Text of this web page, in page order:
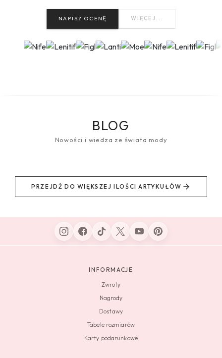
NAPISZ OCENĘ WIĘCEJ...
BLOG
Nowości i wiedza ze świata mody
PRZEJDŹ DO WIĘKSZEJ ILOŚCI ARTYKUŁÓW
INFORMACJE
Zwroty
Nagrody
Dostawy
Tabele rozmiarów
Karty podarunkowe